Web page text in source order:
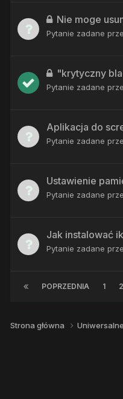
Nie moge
Pytanie zadane
"krytyczny
Pytanie zadane
Aplikacja do
Pytanie zadane
Ustawienie
Pytanie zadane
Jak instalować
Pytanie zadane
POPRZEDNIA 1 2
Strona główna Uniwersalne